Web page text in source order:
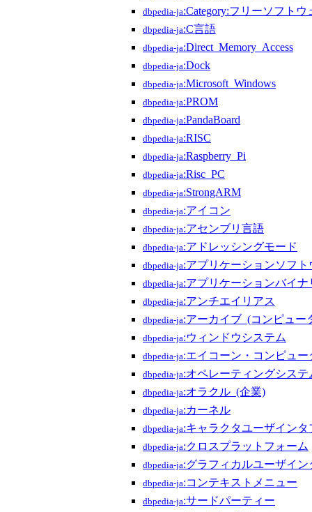
dbpedia-ja:Category:フリーソフトウ
dbpedia-ja:C言語
dbpedia-ja:Direct_Memory_Access
dbpedia-ja:Dock
dbpedia-ja:Microsoft_Windows
dbpedia-ja:PROM
dbpedia-ja:PandaBoard
dbpedia-ja:RISC
dbpedia-ja:Raspberry_Pi
dbpedia-ja:Risc_PC
dbpedia-ja:StrongARM
dbpedia-ja:アイコン
dbpedia-ja:アセンブリ言語
dbpedia-ja:アドレッシングモード
dbpedia-ja:アプリケーションソフト
dbpedia-ja:アプリケーションバイ
dbpedia-ja:アンチエイリアス
dbpedia-ja:アーカイブ_(コンピュー
dbpedia-ja:ウィンドウシステム
dbpedia-ja:エイコーン・コンピュー
dbpedia-ja:オペレーティングシステ
dbpedia-ja:オラクル_(企業)
dbpedia-ja:カーネル
dbpedia-ja:キャラクタユーザインタ
dbpedia-ja:クロスプラットフォーム
dbpedia-ja:グラフィカルユーザイン
dbpedia-ja:コンテキストメニュー
dbpedia-ja:サードパーティー